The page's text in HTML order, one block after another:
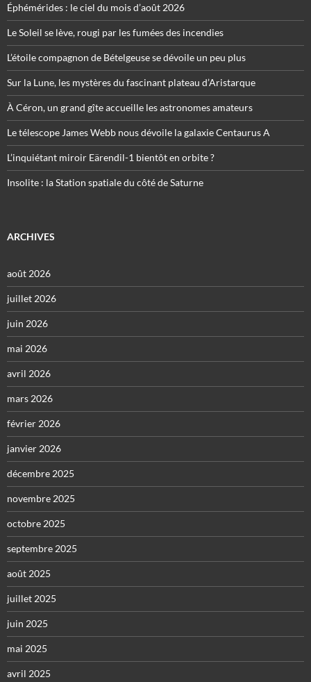
Éphémérides : le ciel du mois d’août 2026
Le Soleil se lève, rougi par les fumées des incendies
L’étoile compagnon de Bételgeuse se dévoile un peu plus
Sur la Lune, les mystères du fascinant plateau d’Aristarque
À Céron, un grand gîte accueille les astronomes amateurs
Le télescope James Webb nous dévoile la galaxie Centaurus A
L’inquiétant miroir Eärendil-1 bientôt en orbite ?
Insolite : la Station spatiale du côté de Saturne
ARCHIVES
août 2026
juillet 2026
juin 2026
mai 2026
avril 2026
mars 2026
février 2026
janvier 2026
décembre 2025
novembre 2025
octobre 2025
septembre 2025
août 2025
juillet 2025
juin 2025
mai 2025
avril 2025